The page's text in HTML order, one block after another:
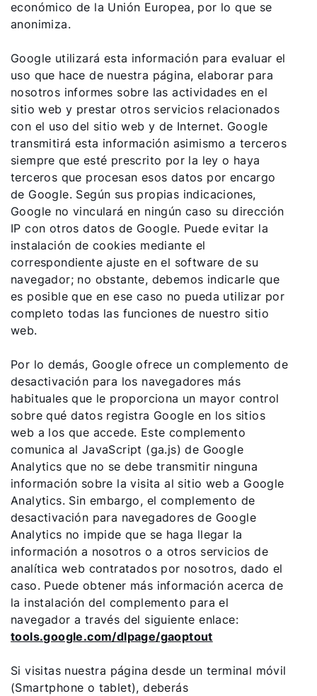
económico de la Unión Europea, por lo que se
anonimiza.
Google utilizará esta información para evaluar el
uso que hace de nuestra página, elaborar para
nosotros informes sobre las actividades en el
sitio web y prestar otros servicios relacionados
con el uso del sitio web y de Internet. Google
transmitirá esta información asimismo a terceros
siempre que esté prescrito por la ley o haya
terceros que procesan esos datos por encargo
de Google. Según sus propias indicaciones,
Google no vinculará en ningún caso su dirección
IP con otros datos de Google. Puede evitar la
instalación de cookies mediante el
correspondiente ajuste en el software de su
navegador; no obstante, debemos indicarle que
es posible que en ese caso no pueda utilizar por
completo todas las funciones de nuestro sitio
web.
Por lo demás, Google ofrece un complemento de
desactivación para los navegadores más
habituales que le proporciona un mayor control
sobre qué datos registra Google en los sitios
web a los que accede. Este complemento
comunica al JavaScript (ga.js) de Google
Analytics que no se debe transmitir ninguna
información sobre la visita al sitio web a Google
Analytics. Sin embargo, el complemento de
desactivación para navegadores de Google
Analytics no impide que se haga llegar la
información a nosotros o a otros servicios de
analítica web contratados por nosotros, dado el
caso. Puede obtener más información acerca de
la instalación del complemento para el
navegador a través del siguiente enlace:
tools.google.com/dlpage/gaoptout
Si visitas nuestra página desde un terminal móvil
(Smartphone o tablet), deberás
Encontrar a tu experto
Links importantes
Carrera profesional
Sustentabilidad